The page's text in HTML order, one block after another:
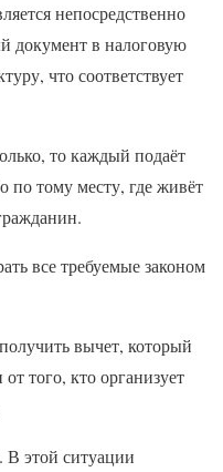
непосредственно
документ в налоговую
что соответствует
то каждый подаёт
по тому месту, где живёт
все требуемые законом
вычет, который
того, кто организует
этой ситуации